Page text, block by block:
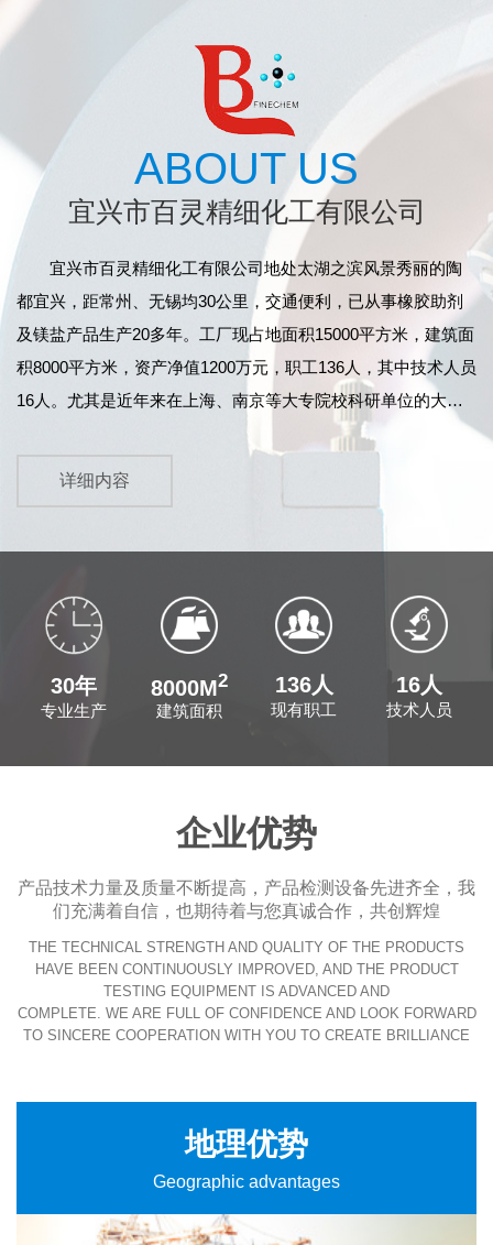
ABOUT US
宜兴市百灵精细化工有限公司
宜兴市百灵精细化工有限公司地处太湖之滨风景秀丽的陶
都宜兴，距常州、无锡均30公里，交通便利，已从事橡胶助剂
及镁盐产品生产20多年。工厂现占地面积15000平方米，建筑面
积8000平方米，资产净值1200万元，职工136人，其中技术人员
16人。尤其是近年来在上海、南京等大专院校科研单位的大力
协作和江苏鹏鹞药业有限公司的指导下，产品技术力量及质量
详细内容
30年
专业生产
8000M2
建筑面积
136人
现有职工
16人
技术人员
企业优势
产品技术力量及质量不断提高，产品检测设备先进齐全，我
们充满着自信，也期待着与您真诚合作，共创辉煌
THE TECHNICAL STRENGTH AND QUALITY OF THE PRODUCTS
HAVE BEEN CONTINUOUSLY IMPROVED, AND THE PRODUCT
TESTING EQUIPMENT IS ADVANCED AND
COMPLETE. WE ARE FULL OF CONFIDENCE AND LOOK FORWARD
TO SINCERE COOPERATION WITH YOU TO CREATE BRILLIANCE
地理优势
Geographic advantages